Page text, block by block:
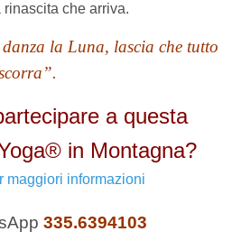
che arriva.
la Luna, lascia che tutto
a questa
in Montagna?
maggiori informazioni
335.6394103